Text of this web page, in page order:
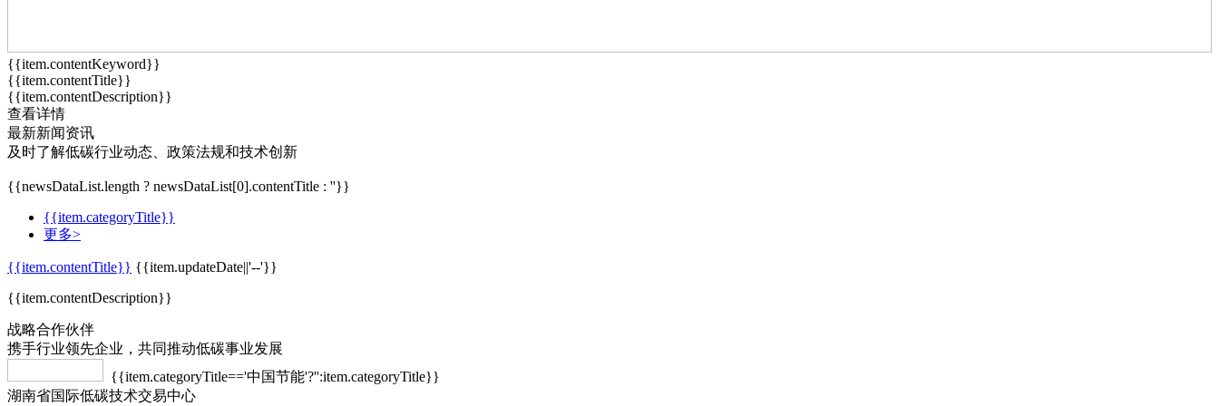
{{item.contentKeyword}}
{{item.contentTitle}}
{{item.contentDescription}}
查看详情
最新新闻资讯
及时了解低碳行业动态、政策法规和技术创新
{{newsDataList.length ? newsDataList[0].contentTitle : ''}}
{{item.categoryTitle}}
更多>
{{item.contentTitle}} {{item.updateDate||'--'}}
{{item.contentDescription}}
战略合作伙伴
携手行业领先企业，共同推动低碳事业发展
{{item.categoryTitle=='中国节能'?'':item.categoryTitle}}
湖南省国际低碳技术交易中心